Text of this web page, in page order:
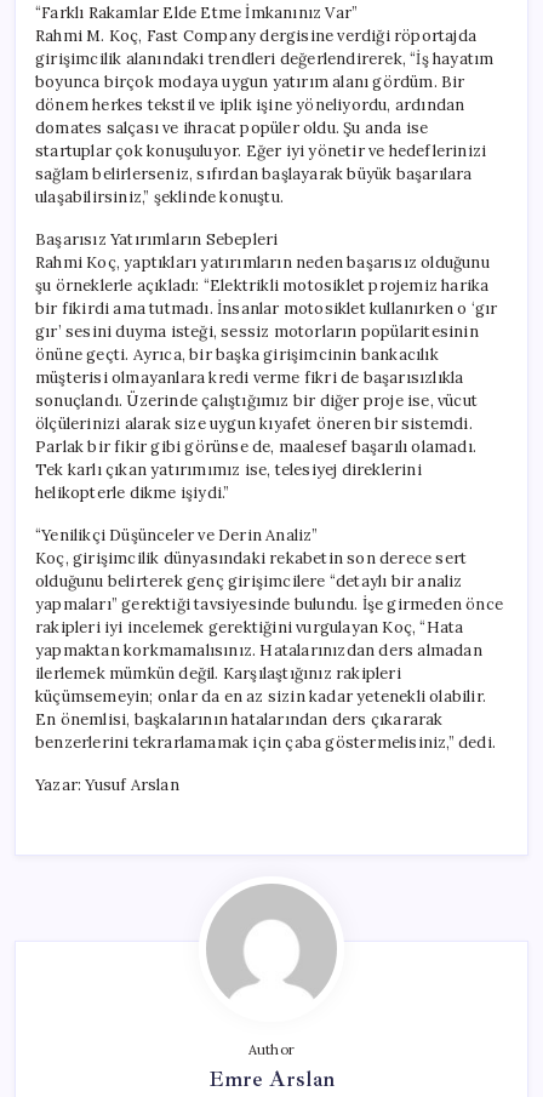
“Farklı Rakamlar Elde Etme İmkanınız Var”
Rahmi M. Koç, Fast Company dergisine verdiği röportajda
girişimcilik alanındaki trendleri değerlendirerek, “İş hayatım
boyunca birçok modaya uygun yatırım alanı gördüm. Bir
dönem herkes tekstil ve iplik işine yöneliyordu, ardından
domates salçası ve ihracat popüler oldu. Şu anda ise
startuplar çok konuşuluyor. Eğer iyi yönetir ve hedeflerinizi
sağlam belirlerseniz, sıfırdan başlayarak büyük başarılara
ulaşabilirsiniz,” şeklinde konuştu.
Başarısız Yatırımların Sebepleri
Rahmi Koç, yaptıkları yatırımların neden başarısız olduğunu
şu örneklerle açıkladı: “Elektrikli motosiklet projemiz harika
bir fikirdi ama tutmadı. İnsanlar motosiklet kullanırken o ‘gır
gır’ sesini duyma isteği, sessiz motorların popülaritesinin
önüne geçti. Ayrıca, bir başka girişimcinin bankacılık
müşterisi olmayanlara kredi verme fikri de başarısızlıkla
sonuçlandı. Üzerinde çalıştığımız bir diğer proje ise, vücut
ölçülerinizi alarak size uygun kıyafet öneren bir sistemdi.
Parlak bir fikir gibi görünse de, maalesef başarılı olamadı.
Tek karlı çıkan yatırımımız ise, telesiyej direklerini
helikopterle dikme işiydi.”
“Yenilikçi Düşünceler ve Derin Analiz”
Koç, girişimcilik dünyasındaki rekabetin son derece sert
olduğunu belirterek genç girişimcilere “detaylı bir analiz
yapmaları” gerektiği tavsiyesinde bulundu. İşe girmeden önce
rakipleri iyi incelemek gerektiğini vurgulayan Koç, “Hata
yapmaktan korkmamalısınız. Hatalarınızdan ders almadan
ilerlemek mümkün değil. Karşılaştığınız rakipleri
küçümsemeyin; onlar da en az sizin kadar yetenekli olabilir.
En önemlisi, başkalarının hatalarından ders çıkararak
benzerlerini tekrarlamamak için çaba göstermelisiniz,” dedi.
Yazar: Yusuf Arslan
Author
Emre Arslan